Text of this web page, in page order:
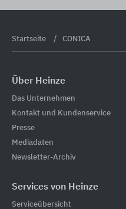
Startseite CONICA
Über Heinze
Das Unternehmen
Kontakt und Kundenservice
Presse
Mediadaten
Newsletter-Archiv
Services von Heinze
Serviceübersicht